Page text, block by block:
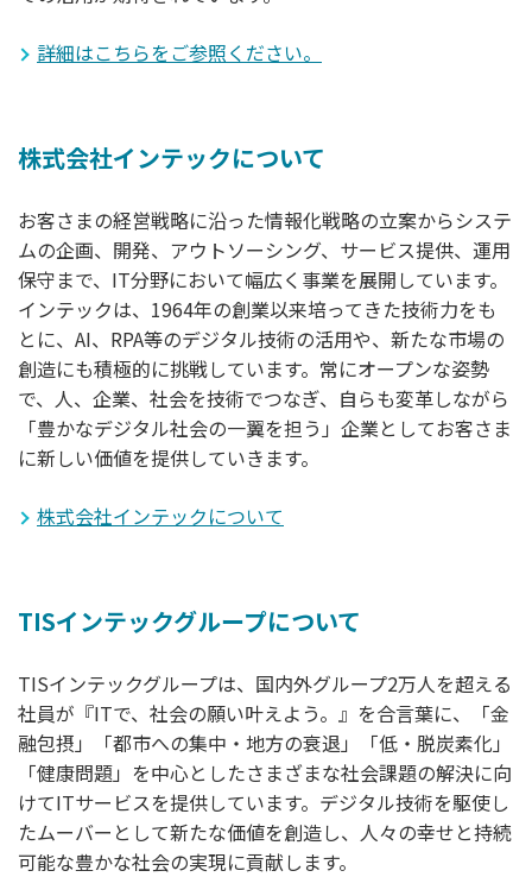
詳細はこちらをご参照ください。
株式会社インテックについて
お客さまの経営戦略に沿った情報化戦略の立案からシステ
ムの企画、開発、アウトソーシング、サービス提供、運用
保守まで、IT分野において幅広く事業を展開しています。
インテックは、1964年の創業以来培ってきた技術力をも
とに、AI、RPA等のデジタル技術の活用や、新たな市場の
創造にも積極的に挑戦しています。常にオープンな姿勢
で、人、企業、社会を技術でつなぎ、自らも変革しながら
「豊かなデジタル社会の一翼を担う」企業としてお客さま
に新しい価値を提供していきます。
株式会社インテックについて
TISインテックグループについて
TISインテックグループは、国内外グループ2万人を超える
社員が『ITで、社会の願い叶えよう。』を合言葉に、「金
融包摂」「都市への集中・地方の衰退」「低・脱炭素化」
「健康問題」を中心としたさまざまな社会課題の解決に向
けてITサービスを提供しています。デジタル技術を駆使し
たムーバーとして新たな価値を創造し、人々の幸せと持続
可能な豊かな社会の実現に貢献します。